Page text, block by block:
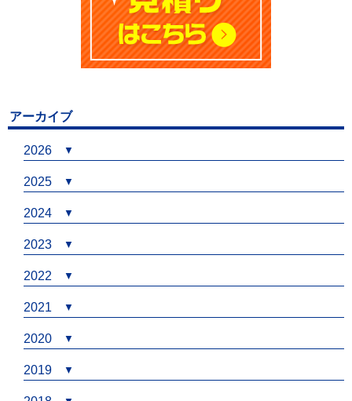
アーカイブ
2026
2025
2024
2023
2022
2021
2020
2019